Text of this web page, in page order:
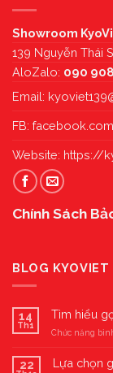
Showroom
139 Nguyễn Thái
AloZalo: 090
Email:
FB:
Website: https://
Chính Sách
BLOG KYOVIET
14
Th1
Tìm hiểu
Chức năng
22 Lựa chọn